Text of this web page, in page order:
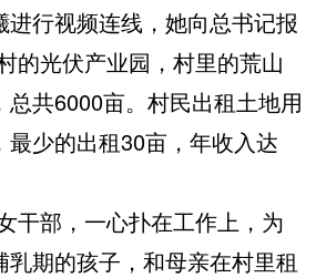
进行视频连线，她向总书记报
的光伏产业园，村里的荒山
共6000亩。村民出租土地用
少的出租30亩，年收入达
部，一心扑在工作上，为
期的孩子，和母亲在村里租